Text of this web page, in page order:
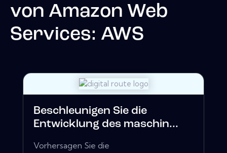
von Amazon Web
Services: AWS
Beschleunigen Sie die
Entwicklung des maschin...
Vorhersagen Sie die